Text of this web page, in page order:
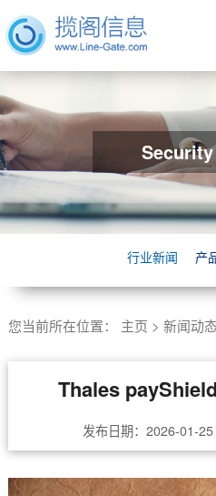
行业新闻 产
您当前所在位置： 主页 > 新闻动
Thales
发布日期：2026-01-